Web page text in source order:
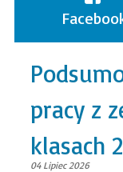
pracy z
klasach
04 Lipiec 2026